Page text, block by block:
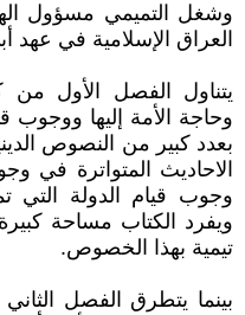
وشغل التميمي مسؤول
العراق الإسلامية في عهد
يتناول الفصل الأول من
وحاجة الأمة إليها ووجوب
بعدد كبير من النصوص
الاحاديث المتواترة في
وجوب قيام الدولة التي
ويفرد الكتاب مساحة
تيمية بهذا الخصوص.
بينما يتطرق الفصل